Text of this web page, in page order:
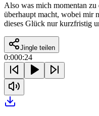
Also was mich momentan
überhaupt macht, wobei mir
dieses Glück nur kurzfristig
Jingle teilen
0:000:24